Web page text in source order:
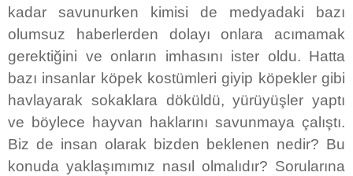
kadar savunurken kimisi de medyadaki bazı
olumsuz haberlerden dolayı onlara acımamak
gerektiğini ve onların imhasını ister oldu. Hatta
bazı insanlar köpek kostümleri giyip köpekler gibi
havlayarak sokaklara döküldü, yürüyüşler yaptı
ve böylece hayvan haklarını savunmaya çalıştı.
Biz de insan olarak bizden beklenen nedir? Bu
konuda yaklaşımımız nasıl olmalıdır? Sorularına